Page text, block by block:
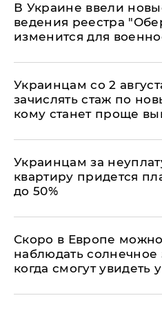
В Украине ввели
ведения реестра
изменится для
Украинцам со 2
зачислять стаж по
кому станет проще
Украинцам за
квартиру придется
до 50%
Скоро в Европе
наблюдать солнечное
когда смогут увидеть